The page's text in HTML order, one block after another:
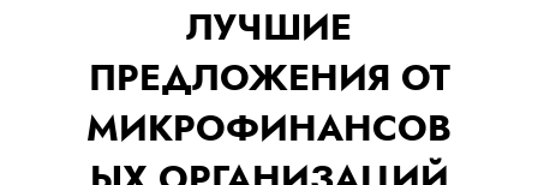
ЛУЧШИЕ
ПРЕДЛОЖЕНИЯ ОТ
МИКРОФИНАНСОВ